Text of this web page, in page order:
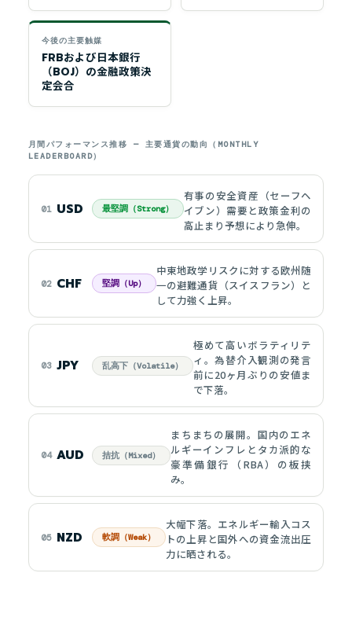
今後の主要触媒
FRBおよび日本銀行
（BOJ）の金融政策決
定会合
月間パフォーマンス推移 — 主要通貨の動向（MONTHLY
LEADERBOARD）
01 USD
有事の安全資産（セーフヘ
イブン）需要と政策金利の
高止まり予想により急伸。
最堅調（Strong）
02 CHF
中東地政学リスクに対する欧州随
一の避難通貨（スイスフラン）と
して力強く上昇。
堅調（Up）
03 JPY
極めて高いボラティリテ
ィ。為替介入観測の発言
前に20ヶ月ぶりの安値ま
で下落。
乱高下（Volatile）
04 AUD
まちまちの展開。国内のエネ
ルギーインフレとタカ派的な
豪準備銀行（RBA）の板挟
み。
拮抗（Mixed）
05 NZD
大幅下落。エネルギー輸入コス
トの上昇と国外への資金流出圧
力に晒される。
軟調（Weak）